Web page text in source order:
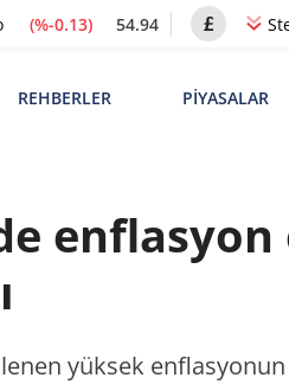
(%-0.13) 54.94
REHBERLER PİYASALAR
enflasyon
yüksek